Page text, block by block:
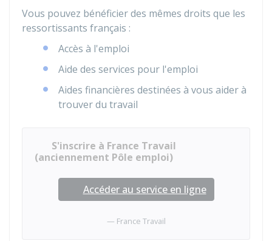
Vous pouvez bénéficier des mêmes droits que les
ressortissants français :
Accès à l'emploi
Aide des services pour l'emploi
Aides financières destinées à vous aider à
trouver du travail
S'inscrire à France Travail
(anciennement Pôle emploi)
Accéder au service en ligne
France Travail